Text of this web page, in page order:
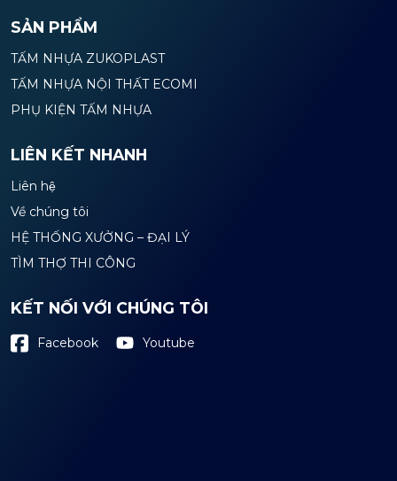
SẢN PHẨM
TẤM NHỰA ZUKOPLAST
TẤM NHỰA NỘI THẤT ECOMI
PHỤ KIỆN TẤM NHỰA
LIÊN KẾT NHANH
Liên hệ
Về chúng tôi
HỆ THỐNG XƯỞNG – ĐẠI LÝ
TÌM THỢ THI CÔNG
KẾT NỐI VỚI CHÚNG TÔI
Facebook Youtube